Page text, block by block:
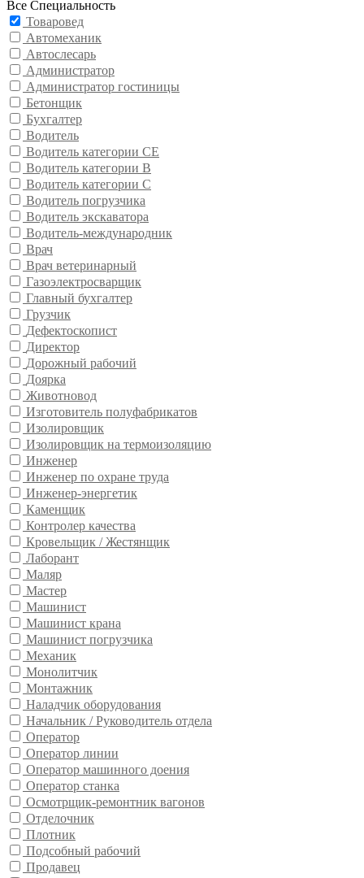
Все Специальность
Товаровед
Автомеханик
Автослесарь
Администратор
Администратор гостиницы
Бетонщик
Бухгалтер
Водитель
Водитель категории CE
Водитель категории В
Водитель категории С
Водитель погрузчика
Водитель экскаватора
Водитель-международник
Врач
Врач ветеринарный
Газоэлектросварщик
Главный бухгалтер
Грузчик
Дефектоскопист
Директор
Дорожный рабочий
Доярка
Животновод
Изготовитель полуфабрикатов
Изолировщик
Изолировщик на термоизоляцию
Инженер
Инженер по охране труда
Инженер-энергетик
Каменщик
Контролер качества
Кровельщик / Жестянщик
Лаборант
Маляр
Мастер
Машинист
Машинист крана
Машинист погрузчика
Механик
Монолитчик
Монтажник
Наладчик оборудования
Начальник / Руководитель отдела
Оператор
Оператор линии
Оператор машинного доения
Оператор станка
Осмотрщик-ремонтник вагонов
Отделочник
Плотник
Подсобный рабочий
Продавец